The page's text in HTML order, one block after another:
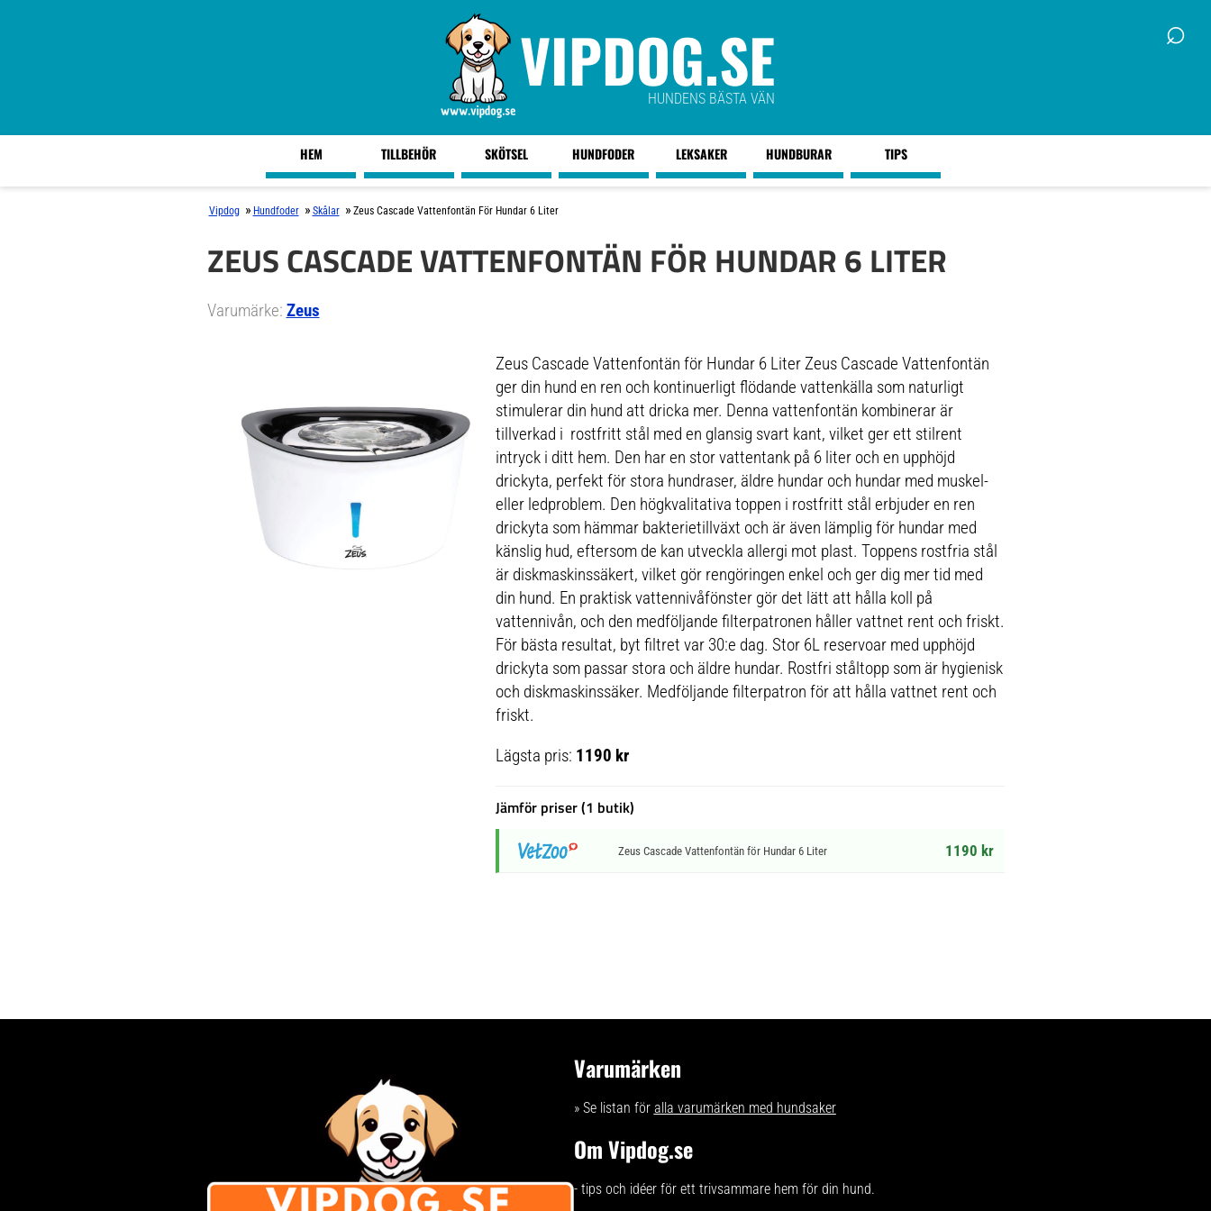
VIPDOG.SE
HUNDENS BÄSTA VÄN
⌕
HEM TILLBEHÖR SKÖTSEL HUNDFODER LEKSAKER HUNDBURAR TIPS
Vipdog » Hundfoder » Skålar » Zeus Cascade Vattenfontän För Hundar 6 Liter
ZEUS CASCADE VATTENFONTÄN FÖR HUNDAR 6 LITER
Varumärke: Zeus
Zeus Cascade Vattenfontän för Hundar 6 Liter Zeus Cascade Vattenfontän
ger din hund en ren och kontinuerligt flödande vattenkälla som naturligt
stimulerar din hund att dricka mer. Denna vattenfontän kombinerar är
tillverkad i rostfritt stål med en glansig svart kant, vilket ger ett stilrent
intryck i ditt hem. Den har en stor vattentank på 6 liter och en upphöjd
drickyta, perfekt för stora hundraser, äldre hundar och hundar med muskel-
eller ledproblem. Den högkvalitativa toppen i rostfritt stål erbjuder en ren
drickyta som hämmar bakterietillväxt och är även lämplig för hundar med
känslig hud, eftersom de kan utveckla allergi mot plast. Toppens rostfria stål
är diskmaskinssäkert, vilket gör rengöringen enkel och ger dig mer tid med
din hund. En praktisk vattennivåfönster gör det lätt att hålla koll på
vattennivån, och den medföljande filterpatronen håller vattnet rent och friskt.
För bästa resultat, byt filtret var 30:e dag. Stor 6L reservoar med upphöjd
drickyta som passar stora och äldre hundar. Rostfri ståltopp som är hygienisk
och diskmaskinssäker. Medföljande filterpatron för att hålla vattnet rent och
friskt.
Lägsta pris: 1190 kr
Jämför priser (1 butik)
Zeus Cascade Vattenfontän för Hundar 6 Liter 1190 kr
Varumärken
» Se listan för alla varumärken med hundsaker
Om Vipdog.se
- tips och idéer för ett trivsammare hem för din hund.